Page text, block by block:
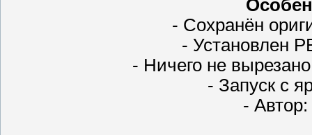
- Сохранён
- Установлен
- Ничего не
- Запуск с
-